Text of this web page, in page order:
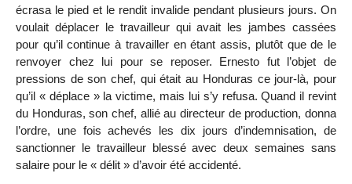
écrasa le pied et le rendit invalide pendant plusieurs jours. On
voulait déplacer le travailleur qui avait les jambes cassées
pour qu’il continue à travailler en étant assis, plutôt que de le
renvoyer chez lui pour se reposer. Ernesto fut l’objet de
pressions de son chef, qui était au Honduras ce jour-là, pour
qu’il « déplace » la victime, mais lui s’y refusa. Quand il revint
du Honduras, son chef, allié au directeur de production, donna
l’ordre, une fois achevés les dix jours d’indemnisation, de
sanctionner le travailleur blessé avec deux semaines sans
salaire pour le « délit » d’avoir été accidenté.